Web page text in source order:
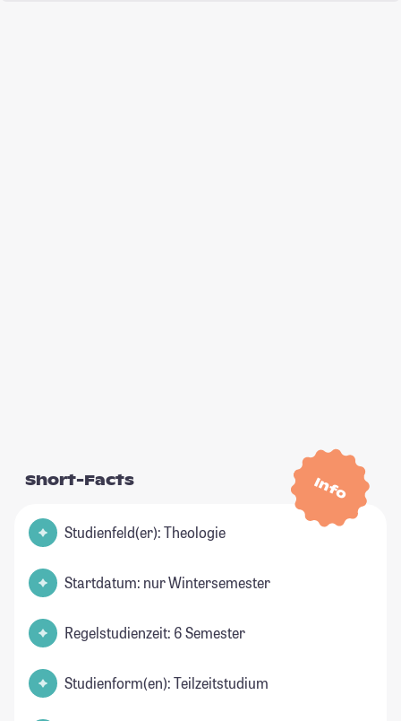
Info
Short-Facts
Studienfeld(er): Theologie
Startdatum: nur Wintersemester
Regelstudienzeit: 6 Semester
Studienform(en): Teilzeitstudium